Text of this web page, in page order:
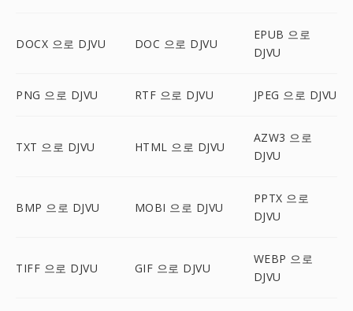
DOCX 으로 DJVU DOC 으로 DJVU
EPUB 으로
DJVU
PNG 으로 DJVU RTF 으로 DJVU JPEG 으로 DJVU
TXT 으로 DJVU HTML 으로 DJVU
AZW3 으로
DJVU
BMP 으로 DJVU MOBI 으로 DJVU
PPTX 으로
DJVU
TIFF 으로 DJVU GIF 으로 DJVU
WEBP 으로
DJVU